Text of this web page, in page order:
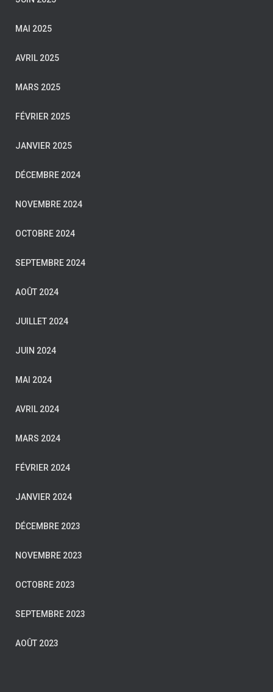
MAI 2025
AVRIL 2025
MARS 2025
FÉVRIER 2025
JANVIER 2025
DÉCEMBRE 2024
NOVEMBRE 2024
OCTOBRE 2024
SEPTEMBRE 2024
AOÛT 2024
JUILLET 2024
JUIN 2024
MAI 2024
AVRIL 2024
MARS 2024
FÉVRIER 2024
JANVIER 2024
DÉCEMBRE 2023
NOVEMBRE 2023
OCTOBRE 2023
SEPTEMBRE 2023
AOÛT 2023